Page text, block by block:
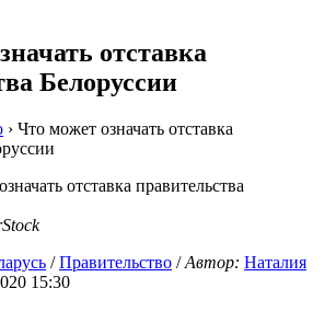
отставка
Белоруссии
› Что может означать отставка
/Правительство /Автор: Наталия
15:30